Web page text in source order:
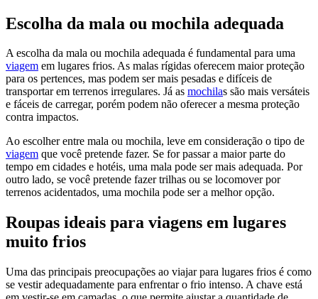
Escolha da mala ou mochila adequada
A escolha da mala ou mochila adequada é fundamental para uma
viagem em lugares frios. As malas rígidas oferecem maior proteção
para os pertences, mas podem ser mais pesadas e difíceis de
transportar em terrenos irregulares. Já as mochilas são mais versáteis
e fáceis de carregar, porém podem não oferecer a mesma proteção
contra impactos.
Ao escolher entre mala ou mochila, leve em consideração o tipo de
viagem que você pretende fazer. Se for passar a maior parte do
tempo em cidades e hotéis, uma mala pode ser mais adequada. Por
outro lado, se você pretende fazer trilhas ou se locomover por
terrenos acidentados, uma mochila pode ser a melhor opção.
Roupas ideais para viagens em lugares
muito frios
Uma das principais preocupações ao viajar para lugares frios é como
se vestir adequadamente para enfrentar o frio intenso. A chave está